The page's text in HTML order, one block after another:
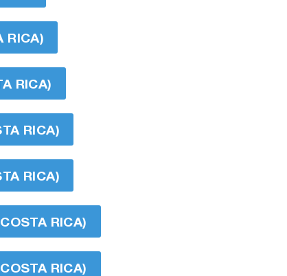
RICA)
RICA)
RICA)
RICA)
RICA)
RICA)